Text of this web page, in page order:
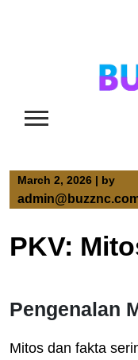
March 2, 2026 | by
Pengenalan
Mitos dan fakta